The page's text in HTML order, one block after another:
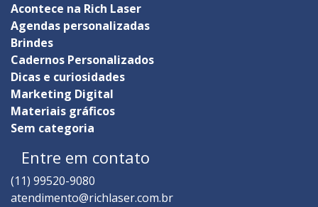
Acontece na Rich Laser
Agendas personalizadas
Brindes
Cadernos Personalizados
Dicas e curiosidades
Marketing Digital
Materiais gráficos
Sem categoria
Entre em contato
(11) 99520-9080
atendimento@richlaser.com.br